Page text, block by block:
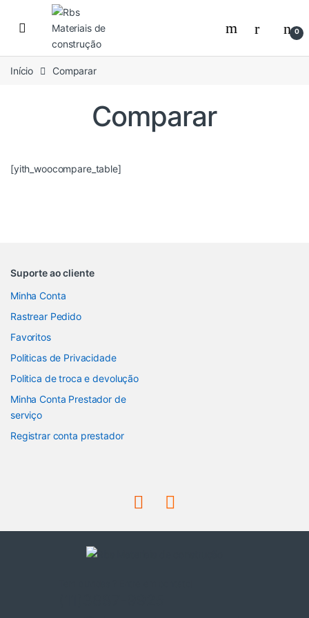
Skip to navigation
Skip to content
0
Início Comparar
Comparar
[yith_woocompare_table]
Suporte ao cliente
Minha Conta
Rastrear Pedido
Favoritos
Politicas de Privacidade
Politica de troca e devolução
Minha Conta Prestador de
serviço
Registrar conta prestador